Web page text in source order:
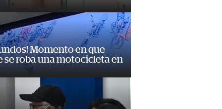
Momento en que
se roba una motocicleta en